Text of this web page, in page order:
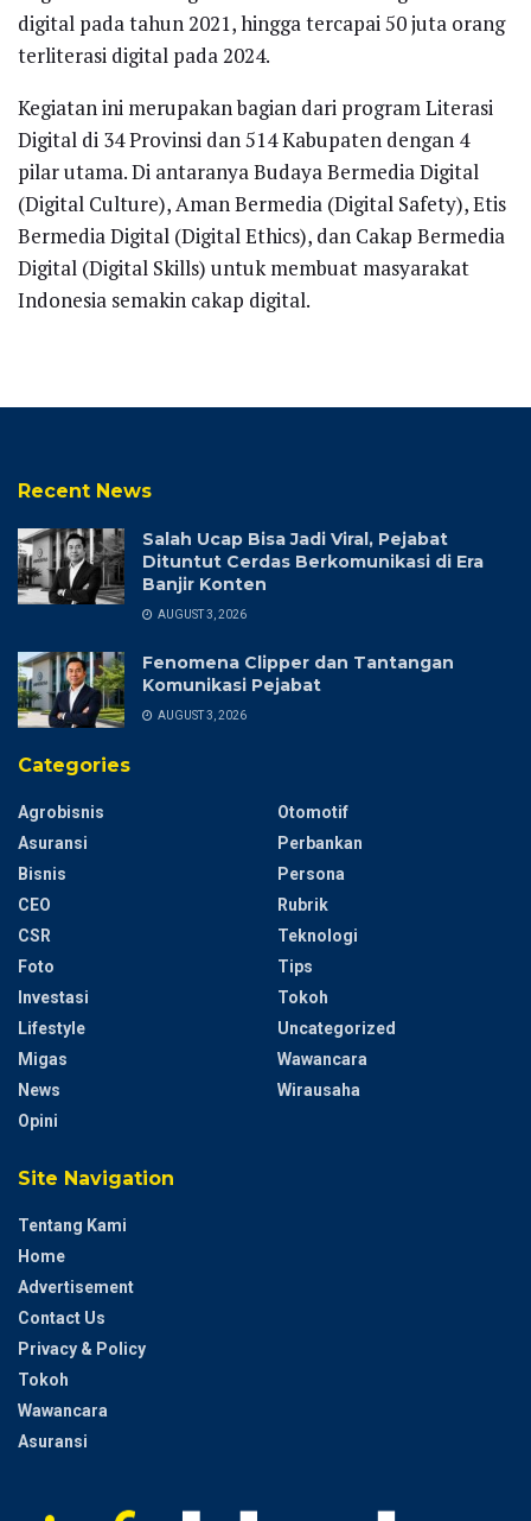
digital pada tahun 2021, hingga tercapai 50 juta orang
terliterasi digital pada 2024.
Kegiatan ini merupakan bagian dari program Literasi
Digital di 34 Provinsi dan 514 Kabupaten dengan 4
pilar utama. Di antaranya Budaya Bermedia Digital
(Digital Culture), Aman Bermedia (Digital Safety), Etis
Bermedia Digital (Digital Ethics), dan Cakap Bermedia
Digital (Digital Skills) untuk membuat masyarakat
Indonesia semakin cakap digital.
Recent News
Salah Ucap Bisa Jadi Viral, Pejabat
Dituntut Cerdas Berkomunikasi di Era
Banjir Konten
AUGUST 3, 2026
Fenomena Clipper dan Tantangan
Komunikasi Pejabat
AUGUST 3, 2026
Categories
Agrobisnis
Asuransi
Bisnis
CEO
CSR
Foto
Investasi
Lifestyle
Migas
News
Opini
Otomotif
Perbankan
Persona
Rubrik
Teknologi
Tips
Tokoh
Uncategorized
Wawancara
Wirausaha
Site Navigation
Tentang Kami
Home
Advertisement
Contact Us
Privacy & Policy
Tokoh
Wawancara
Asuransi